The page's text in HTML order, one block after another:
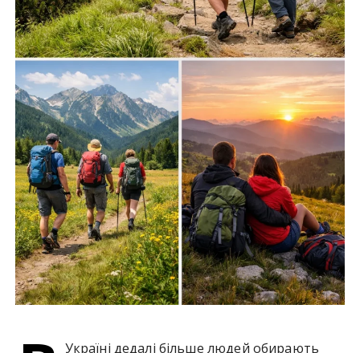
Україні дедалі більше людей обирають